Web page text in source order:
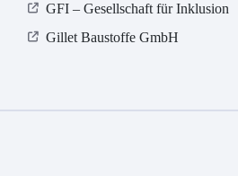
GFI – Gesellschaft für Inklusion
Gillet Baustoffe GmbH